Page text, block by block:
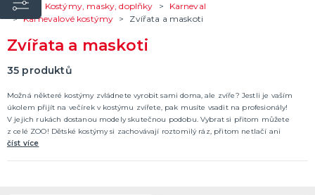
Půjčovna kostýmů
Prodejny
Rozvoz
Párty Blog
O nás
PÁRTY VÝZDOBA
Svíčky a fontány
Dětská párty
Párty a oslavy dle typu
Dekorace a doplňky
EKO produkty
Balení dárků
Balónky a hélium
DALŠÍ KATEGORIE
KOSTÝMY, MASKY, DOPLŇKY
Valentýn
Karneval
Úvod Kostýmy, masky, doplňky
Karneval
Karnevalové kostýmy
Zvířata a maskoti
Zvířata a maskoti
35 produktů
Možná některé kostýmy zvládnete vyrobit sami doma, ale zvíře? Jestli je vaším
úkolem přijít na večírek v kostýmu zvířete, pak musíte vsadit na profesionály!
V jejich rukách dostanou modely skutečnou podobu. Vybrat si přitom můžete
z celé ZOO! Dětské kostýmy si zachovávají roztomilý ráz, přitom netlačí ani
neškrtí. U kostýmů pro dospělé můžete vsadit na veselou notu nebo i zadrnkat na
číst více